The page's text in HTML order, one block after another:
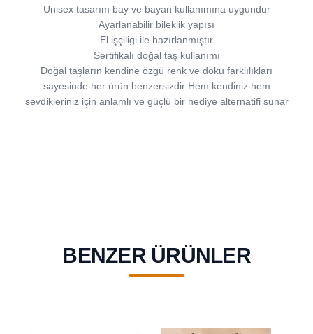
Unisex tasarım bay ve bayan kullanımına uygundur
Ayarlanabilir bileklik yapısı
El işçiligi ile hazırlanmıştır
Sertifikalı doğal taş kullanımı
Doğal taşların kendine özgü renk ve doku farklılıkları
sayesinde her ürün benzersizdir Hem kendiniz hem
sevdikleriniz için anlamlı ve güçlü bir hediye alternatifi sunar
BENZER ÜRÜNLER